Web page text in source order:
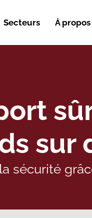
Secteurs À
sur
sécurité